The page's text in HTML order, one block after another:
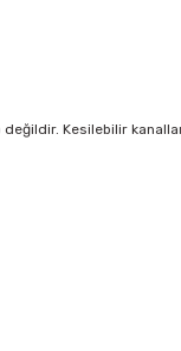
değildir. Kesilebilir